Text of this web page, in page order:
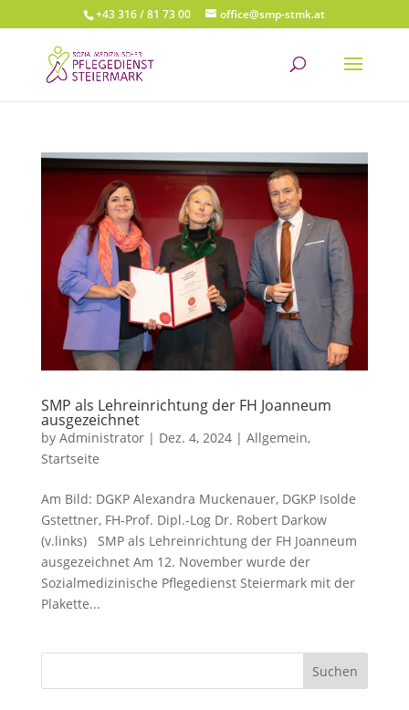
+43 316 / 81 73 00 office@smp-stmk.at
SMP als Lehreinrichtung der FH Joanneum
ausgezeichnet
by Administrator| Dez. 4, 2024| Allgemein,
Startseite
Am Bild: DGKP Alexandra Muckenauer, DGKP Isolde
Gstettner, FH-Prof. Dipl.-Log Dr. Robert Darkow
(v.links) SMP als Lehreinrichtung der FH Joanneum
ausgezeichnet Am 12. November wurde der
Sozialmedizinische Pflegedienst Steiermark mit der
Plakette...
Suchen